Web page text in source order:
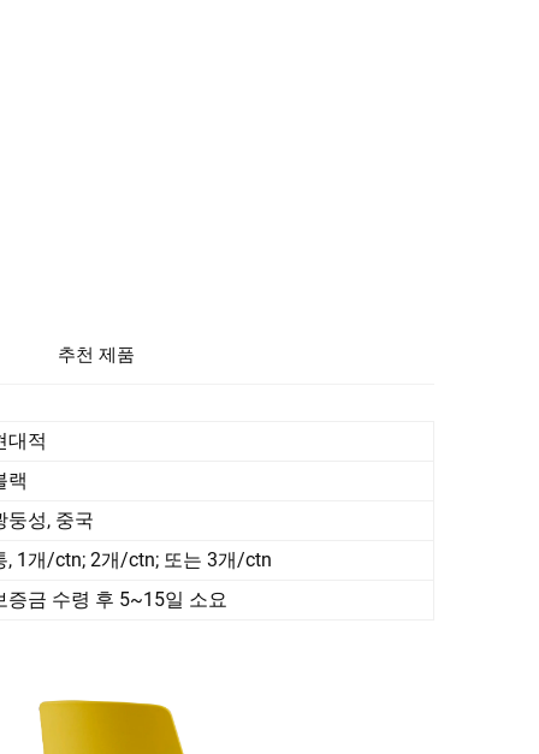
추천 제품
대적
랙
둥성, 중국
, 1개/ctn; 2개/ctn; 또는 3개/ctn
증금 수령 후 5~15일 소요